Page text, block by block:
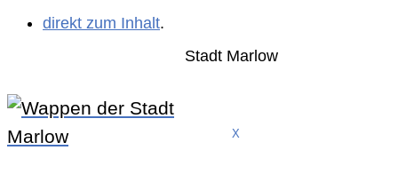
direkt zum Inhalt.
Stadt Marlow
X